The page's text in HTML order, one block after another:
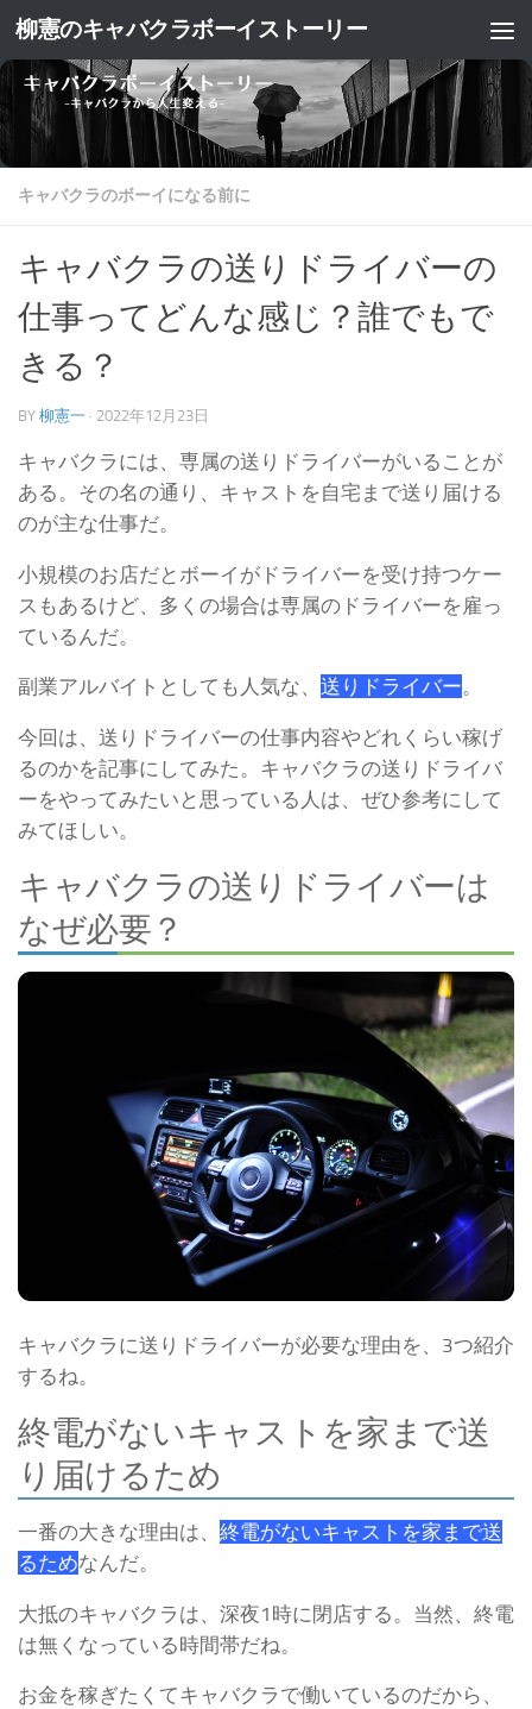
コンテンツへスキップ
柳憲のキャバクラボーイストーリー
キャバクラのボーイになる前に
キャバクラの送りドライバーの
仕事ってどんな感じ？誰でもで
きる？
BY 柳憲一 · 2022年12月23日
キャバクラには、専属の送りドライバーがいることが
ある。 その名の通り、キャストを自宅まで送り届ける
のが主な仕事だ。
小規模のお店だとボーイがドライバーを受け持つケー
スもあるけど、多くの場合は専属のドライバーを雇っ
ているんだ。
副業アルバイトとしても人気な、 送りドライバー。
今回は、送りドライバーの仕事内容やどれくらい稼げ
るのかを記事にしてみた。 キャバクラの送りドライバ
ーをやってみたいと思っている人は、ぜひ参考にして
みてほしい。
キャバクラの送りドライバーは
なぜ必要？
キャバクラに送りドライバーが必要な理由を、3つ紹介
するね。
終電がないキャストを家まで送
り届けるため
一番の大きな理由は、 終電がないキャストを家まで送
るためなんだ。
大抵のキャバクラは、深夜1時に閉店する。当然、終電
は無くなっている時間帯だね。
お金を稼ぎたくてキャバクラで働いているのだから、